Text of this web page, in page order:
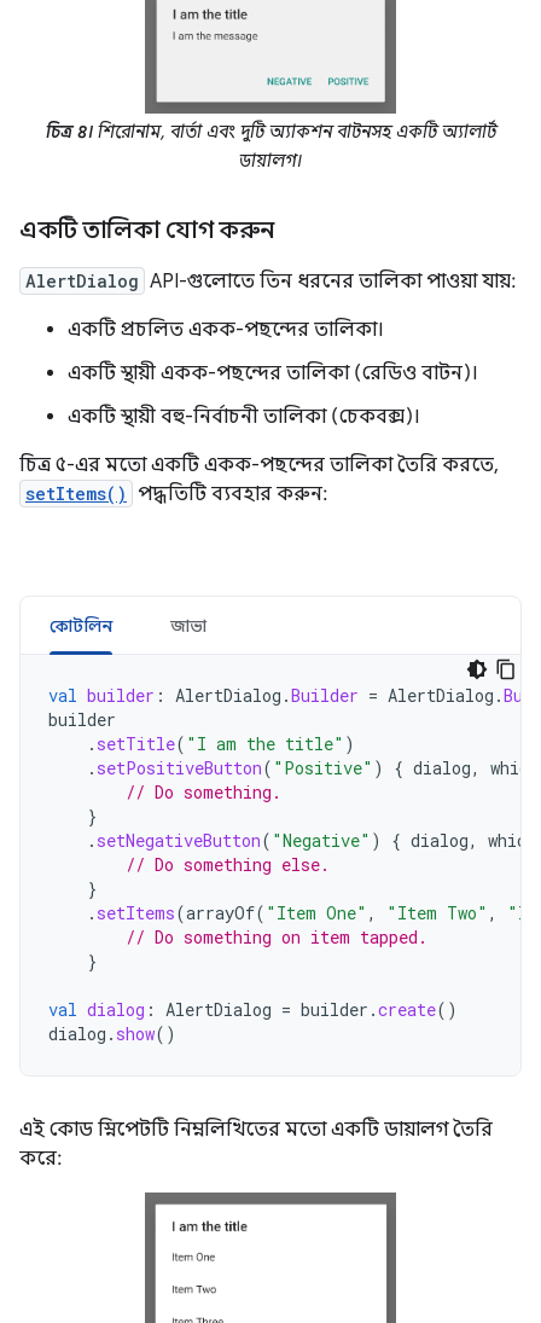
চিত্র ৪।শিরোনাম, বার্তা এবং দুটি অ্যাকশন বাটনসহ একটি অ্যালার্ট
ডায়ালগ।
একটি তালিকা যোগ করুন
AlertDialog API-গুলোতে তিন ধরনের তালিকা পাওয়া যায়:
একটি প্রচলিত একক-পছন্দের তালিকা।
একটি স্থায়ী একক-পছন্দের তালিকা (রেডিও বাটন)।
একটি স্থায়ী বহু-নির্বাচনী তালিকা (চেকবক্স)।
চিত্র ৫-এর মতো একটি একক-পছন্দের তালিকা তৈরি করতে,
setItems() পদ্ধতিটি ব্যবহার করুন:
কোটলিন জাভা
val builder : AlertDialog .Builder = AlertDialog .
builder
. setTitle( "I am the title" )
. setPositiveButton( "Positive" ) { dialog,
which
// Do something.
}
. setNegativeButton( "Negative" ) { dialog,
which
// Do something else.
}
. setItems(arrayOf( "Item One" , "Item Two" ,
// Do something on item tapped.
}
val dialog : AlertDialog = builder .create()
dialog . show()
এই কোড স্নিপেটটি নিম্নলিখিতের মতো একটি ডায়ালগ তৈরি
করে: